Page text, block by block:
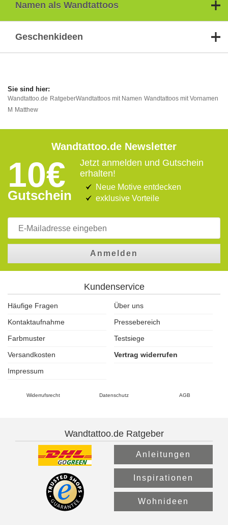
Namen als Wandtattoos
Geschenkideen
Wandtattoo.de RatgeberWandtattoos mit Namen Wandtattoos mit Vornamen
M Matthew
Wandtattoo.de Newsletter
10€
Gutschein
Jetzt anmelden und Gutschein
erhalten!
Neue Motive entdecken
exklusive Vorteile
Anmelden
Kundenservice
Häufige Fragen
Über uns
Kontaktaufnahme
Pressebereich
Farbmuster
Testsiege
Versandkosten
Vertrag widerrufen
Impressum
Widerrufsrecht Datenschutz AGB
Wandtattoo.de Ratgeber
Anleitungen
Inspirationen
Wohnideen